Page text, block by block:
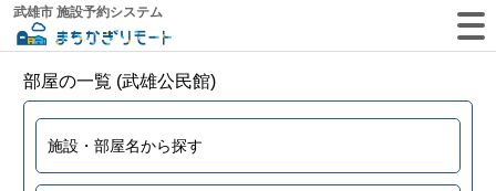
武雄市 施設予約システム
部屋の一覧 (武雄公民館)